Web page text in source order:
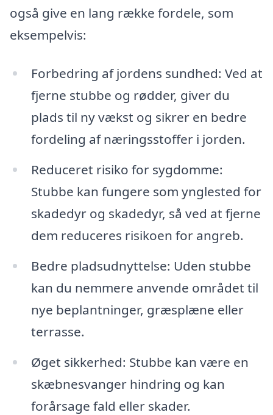
også give en lang række fordele, som
eksempelvis:
Forbedring af jordens sundhed: Ved at
fjerne stubbe og rødder, giver du
plads til ny vækst og sikrer en bedre
fordeling af næringsstoffer i jorden.
Reduceret risiko for sygdomme:
Stubbe kan fungere som ynglested for
skadedyr og skadedyr, så ved at fjerne
dem reduceres risikoen for angreb.
Bedre pladsudnyttelse: Uden stubbe
kan du nemmere anvende området til
nye beplantninger, græsplæne eller
terrasse.
Øget sikkerhed: Stubbe kan være en
skæbnesvanger hindring og kan
forårsage fald eller skader.